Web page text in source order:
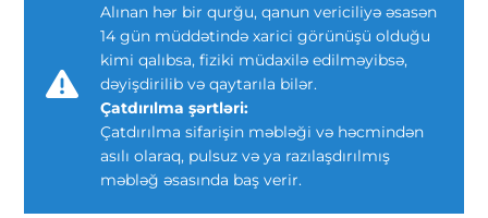
Alınan hər bir qurğu, qanun vericiliyə əsasən
14 gün müddətində xarici görünüşü olduğu
kimi qalıbsa, fiziki müdaxilə edilməyibsə,
dəyişdirilib və qaytarıla bilər.
Çatdırılma şərtləri:
Çatdırılma sifarişin məbləği və həcmindən
asılı olaraq, pulsuz və ya razılaşdırılmış
məbləğ əsasında baş verir.